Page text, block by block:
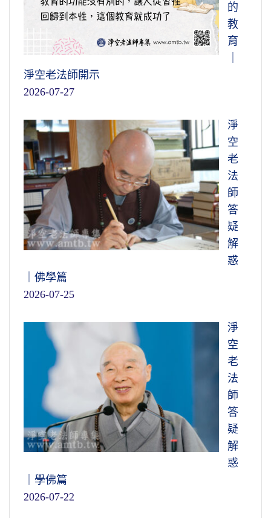
的
教
育
淨空老法師開示
2026-07-27
淨
空
老
法
師
答
疑
解
惑
｜佛學篇
2026-07-25
淨
空
老
法
師
答
疑
解
惑
｜學佛篇
2026-07-22